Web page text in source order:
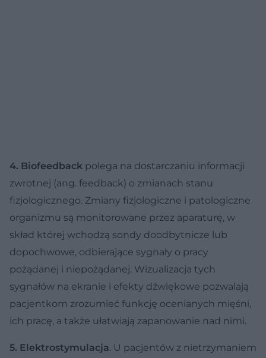
4. Biofeedback polega na dostarczaniu informacji
zwrotnej (ang. feedback) o zmianach stanu
fizjologicznego. Zmiany fizjologiczne i patologiczne
organizmu są monitorowane przez aparaturę, w
skład której wchodzą sondy doodbytnicze lub
dopochwowe, odbierające sygnały o pracy
pożądanej i niepożądanej. Wizualizacja tych
sygnałów na ekranie i efekty dźwiękowe pozwalają
pacjentkom zrozumieć funkcję ocenianych mięśni,
ich pracę, a także ułatwiają zapanowanie nad nimi.
5. Elektrostymulacja. U pacjentów z nietrzymaniem